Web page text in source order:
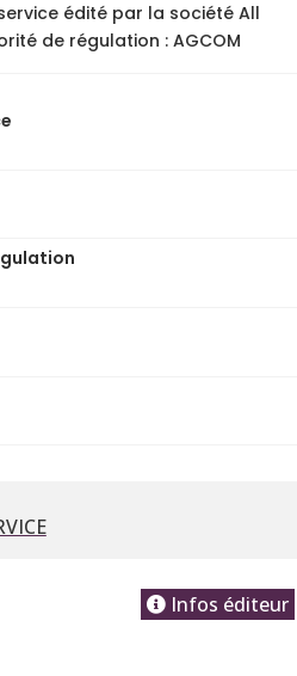
édité par la société All
de régulation : AGCOM
Infos éditeur